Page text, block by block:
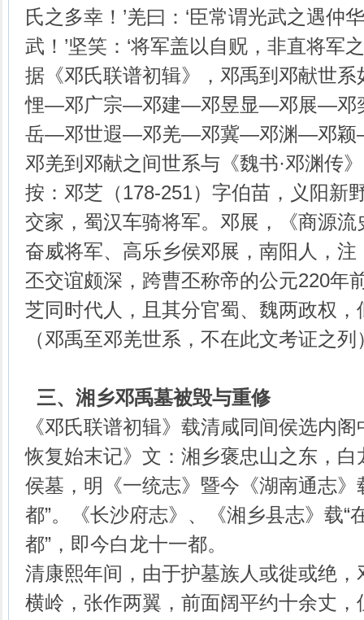
氏之多幸！’羌曰：‘臣常谓光武之遇仲
武！’坚笑：‘将军盖以自贶，非直将军
据《邓氏联谱初辑》，邓禹到邓献世
悝—邓广宗—邓建—邓昱显—邓展—
岳—邓世遐—邓羌—邓冀—邓渊—邓
邓羌到邓献之间世系与《魏书·邓渊传
按：邓芝（178-251）字伯苗，义阳新
交家，蜀汉车骑将军。邓展，《商源流
奋威将军、高乐乡侯邓展，南阳人，注
丕交谊颇深，跨曹丕称帝的公元220年
芝同时代人，且其分官蜀、魏两政权
（邓禹至邓羌世系，不在此文考证之列
三、 湘乡邓禹墓被毁与重修
《邓氏联谱初辑》载清咸同间侯选内
恢复始末记》文：湘乡褒忠山之东，
侯墓，明《一统志》暨今《湖南通志》
都”。《长沙府志》、《湘乡县志》载“
都”，即今白龙十一都。
清康熙年间，由于护墓族人或徙或绝，
横岭，张作两翼，前面阔平约十余丈，